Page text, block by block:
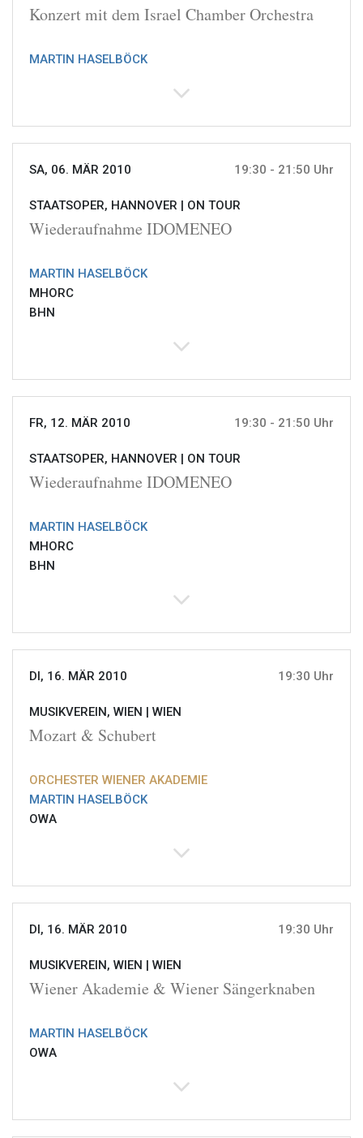
Konzert mit dem Israel Chamber Orchestra
MARTIN HASELBÖCK
SA, 06. MÄR 2010 19:30 - 21:50 Uhr
STAATSOPER, HANNOVER | ON TOUR
Wiederaufnahme IDOMENEO
MARTIN HASELBÖCK
MHORC
BHN
FR, 12. MÄR 2010 19:30 - 21:50 Uhr
STAATSOPER, HANNOVER | ON TOUR
Wiederaufnahme IDOMENEO
MARTIN HASELBÖCK
MHORC
BHN
DI, 16. MÄR 2010 19:30 Uhr
MUSIKVEREIN, WIEN | WIEN
Mozart & Schubert
ORCHESTER WIENER AKADEMIE
MARTIN HASELBÖCK
OWA
DI, 16. MÄR 2010 19:30 Uhr
MUSIKVEREIN, WIEN | WIEN
Wiener Akademie & Wiener Sängerknaben
MARTIN HASELBÖCK
OWA